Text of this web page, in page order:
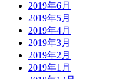
2019年6月
2019年5月
2019年4月
2019年3月
2019年2月
2019年1月